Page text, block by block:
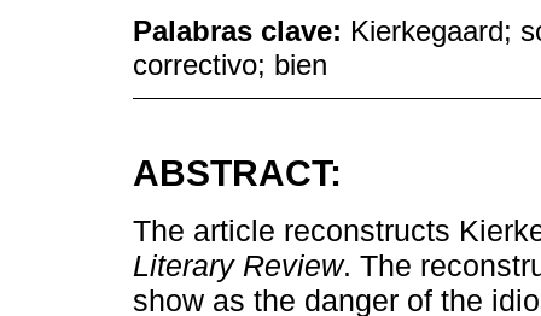
Palabras clave: Kierkegaard;
correctivo; bien
ABSTRACT:
The article reconstructs
Literary Review. The
show as the danger of the